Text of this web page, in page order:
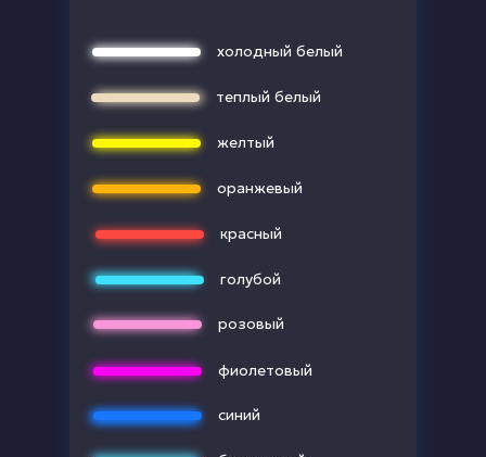
холодный белый
теплый белый
желтый
оранжевый
красный
розовый
фиолетовый
синий
голубой